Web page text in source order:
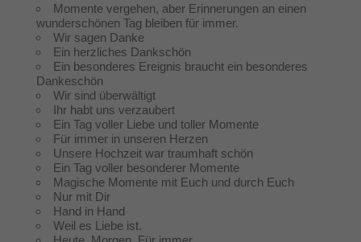
Momente vergehen, aber Erinnerungen an einen
wunderschönen Tag bleiben für immer.
Wir sagen Danke
Ein herzliches Dankschön
Ein besonderes Ereignis braucht ein besonderes
Dankeschön
Wir sind überwältigt
Ihr habt uns verzaubert
Ein Tag voller Liebe und toller Momente
Für immer in unseren Herzen
Unsere Hochzeit war traumhaft schön
Ein Tag voller besonderer Momente
Magische Momente mit Euch und durch Euch
Nur mit Dir
Hand in Hand
Weil es Liebe ist.